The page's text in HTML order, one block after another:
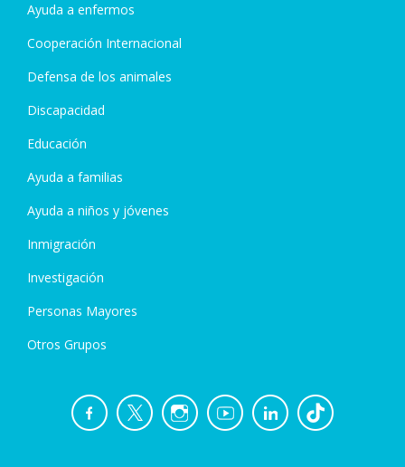
Ayuda a enfermos
Cooperación Internacional
Defensa de los animales
Discapacidad
Educación
Ayuda a familias
Ayuda a niños y jóvenes
Inmigración
Investigación
Personas Mayores
Otros Grupos